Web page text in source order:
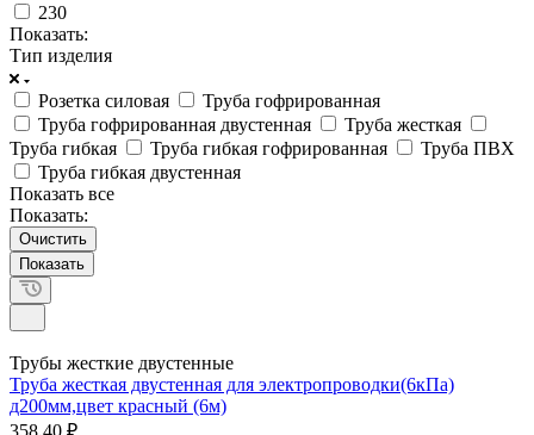
230
Показать:
Тип изделия
Розетка силовая
Труба гофрированная
Труба гофрированная двустенная
Труба жесткая
Труба гибкая
Труба гибкая гофрированная
Труба ПВХ
Труба гибкая двустенная
Показать все
Показать:
Очистить
Трубы жесткие двустенные
Труба жесткая двустенная для электропроводки(6кПа)
д200мм,цвет красный (6м)
358.40 ₽